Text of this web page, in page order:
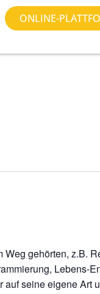
ONLINE-
gehörten, z.B.
Lebens-
auf seine eigene Art